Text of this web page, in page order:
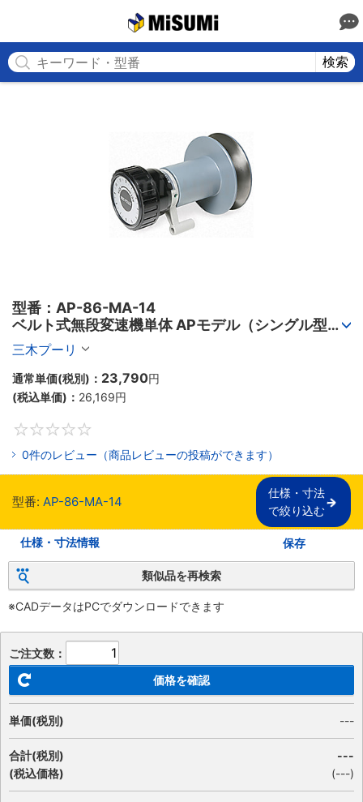
検索
型番：AP-86-MA-14
ベルト式無段変速機単体 APモデル（シングル型可
変ピッチプーリ）
三木プーリ
通常単価(税別)： 23,790円
(税込単価)： 26,169円
0件のレビュー（商品レビューの投稿ができます）
型番: AP-86-MA-14
仕様・寸法
で絞り込む
仕様・寸法情報 保存
類似品を再検索
※CADデータはPCでダウンロードできます
ご注文数：
価格を確認
単価(税別) ---
合計(税別)
(税込価格)
---
(---)